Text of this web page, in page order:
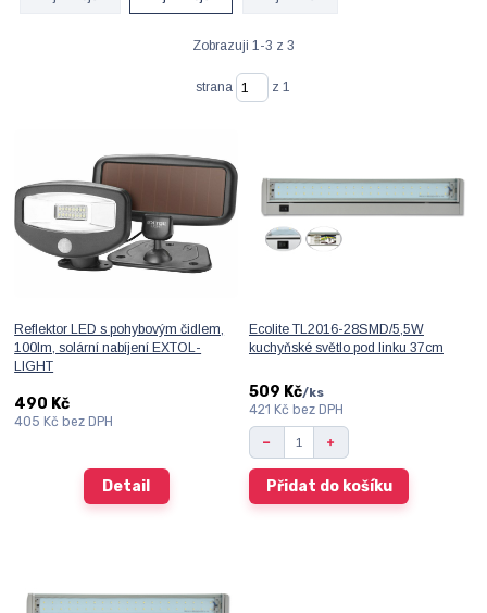
Zobrazuji 1-3 z 3
strana z 1
Reflektor LED s pohybovým čidlem,
100lm, solární nabíjení EXTOL-
LIGHT
490 Kč
405 Kč bez DPH
Detail
Ecolite TL2016-28SMD/5,5W
kuchyňské světlo pod linku 37cm
509 Kč/ks
421 Kč bez DPH
Přidat do košíku